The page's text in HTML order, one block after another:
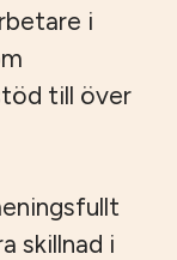
i
till över
skillnad i